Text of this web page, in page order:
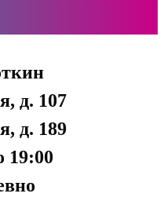
д. 107
д. 189
19:00